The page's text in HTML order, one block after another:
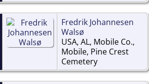
Fredrik Johannesen
Walsø
USA, AL, Mobile Co.,
Mobile, Pine Crest
Cemetery